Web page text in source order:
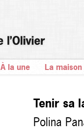
À la une La maison
Tenir sa
Polina